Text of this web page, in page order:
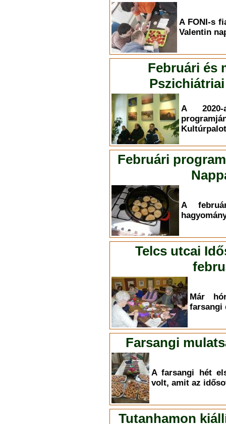
A FONI-s
Valentin
Februári és
A
Februári
A
Telcs utcai
Már
farsangi
Farsangi
A farsangi hét
volt, amit az
Tutanhamon